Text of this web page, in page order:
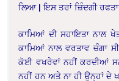
ਲਿਆ | ਇਸ ਤਰਾਂ ਜ਼ਿੰਦਗੀ
ਕਾਮਿਆਂ ਦੀ ਸਹਾਇਤਾ ਨਾਲ
ਕਾਮਿਆਂ ਨਾਲ ਵਰਤਾਵ ਚੰਗਾ
ਕੋਈ ਵਖਰੇਵਾਂ ਨਹੀਂ ਕਰਦੀਆਂ
ਨਹੀਂ ਹਨ ਅਤੇ ਨਾ ਹੀ ਉਨ੍ਹਾਂ ਦੇ